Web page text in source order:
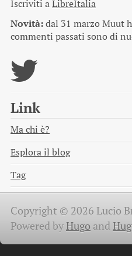
Iscriviti aLibreItalia
Novità:dal 31 marzo Muut
commenti passati sono di
Link
Ma chi è?
Esplora il blog
Tag
Copyright © 2026 Lucio
Powered byHugo and